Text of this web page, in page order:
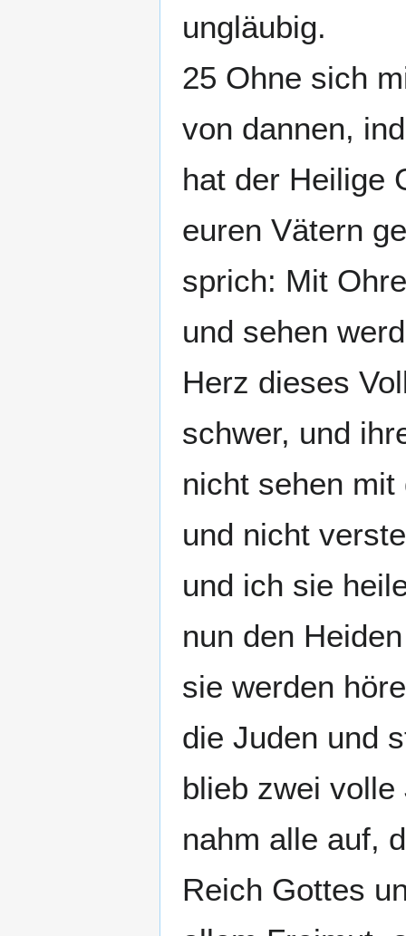
ungläubig.
25 Ohne sich
von dannen,
hat der Heilige
euren Vätern
sprich: Mit
und sehen
Herz dieses
schwer, und
nicht sehen
und nicht
und ich sie
nun den
sie werden
die Juden und
blieb zwei
nahm alle auf,
Reich Gottes